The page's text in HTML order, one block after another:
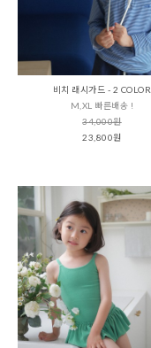
비치 래시가드 - 2 COLOR
M,XL 빠른배송 !
34,000원
23,800원